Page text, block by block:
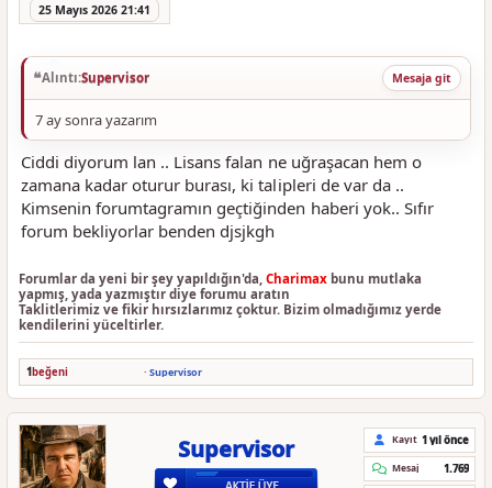
25 Mayıs 2026 21:41
Alıntı:Supervisor Mesaja git
7 ay sonra yazarım
Ciddi diyorum lan .. Lisans falan ne uğraşacan hem o
zamana kadar oturur burası, ki talipleri de var da ..
Kimsenin forumtagramın geçtiğinden haberi yok.. Sıfır
forum bekliyorlar benden djsjkgh
Forumlar da yeni bir şey yapıldığın'da, Charimax bunu mutlaka
yapmış, yada yazmıştır diye forumu aratın
Taklitlerimiz ve fikir hırsızlarımız çoktur. Bizim olmadığımız yerde
kendilerini yüceltirler.
1beğeni · Supervisor
Supervisor Kayıt 1 yıl önce
Mesaj 1.769